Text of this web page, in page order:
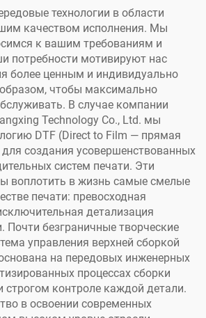
ПЭТ
(низкотемпературная),
принтер
технологии в области
качеством исполнения. Мы
к вашим требованиям и
потребности мотивируют нас
более ценным и индивидуально
чтобы максимально
В случае компании
Technology Co., Ltd. мы
DTF (Direct to Film — прямая
для создания усовершенствованных
систем печати. Эти
воплотить в жизнь самые смелые
печати: превосходная
детализация
Почти безграничные творческие
управления верхней сборкой
на передовых инженерных
процессах сборки
строгом контроле каждой детали.
в освоении современных